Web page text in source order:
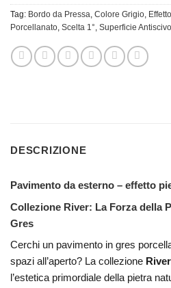
Tag: Bordo da Pressa, Colore Grigio,
Porcellanato, Scelta 1°, Superficie
DESCRIZIONE
Pavimento da esterno – effetto
Collezione River: La Forza della
Gres
Cerchi un pavimento in gres
spazi all’aperto? La collezione River
l’estetica primordiale della pietra